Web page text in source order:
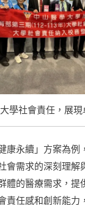
學社會責任，展現
康永續」方案為例
會需求的深刻理解
體的醫療需求，提
責任感和創新能力